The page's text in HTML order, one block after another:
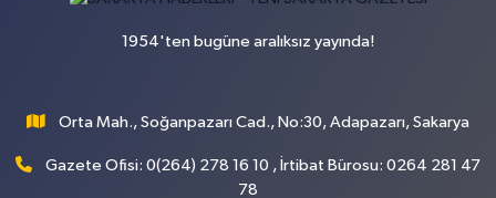
1954'ten bugüne aralıksız yayında!
Orta Mah., Soğanpazarı Cad., No:30, Adapazarı, Sakarya
Gazete Ofisi: 0(264) 278 16 10 , İrtibat Bürosu: 0264 281 47
78